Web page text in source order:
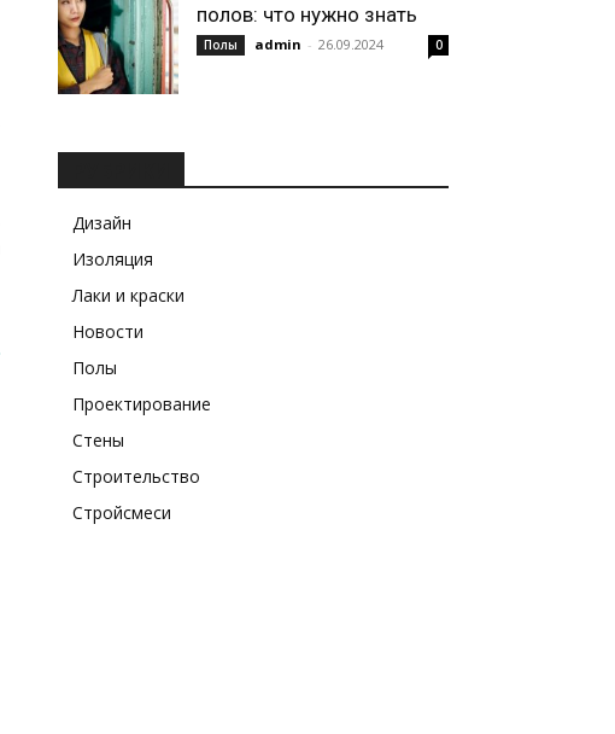
полов: что нужно знать
Полы admin - 26.09.2024 0
Дизайн
Изоляция
Лаки и краски
Новости
Полы
Проектирование
Стены
Строительство
Стройсмеси